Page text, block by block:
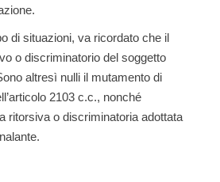
di situazioni, va ricordato che il
o discriminatorio del soggetto
altresì nulli il mutamento di
2103 c.c., nonché
ritorsiva o discriminatoria adottata